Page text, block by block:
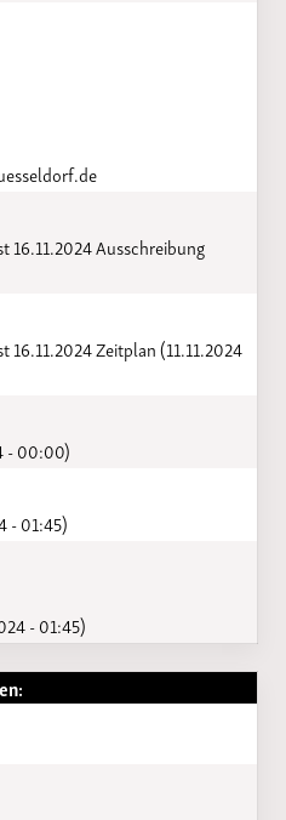
Ausschreibung
Zeitplan (11.11.2024
- 00:00)
- 01:45)
- 01:45)